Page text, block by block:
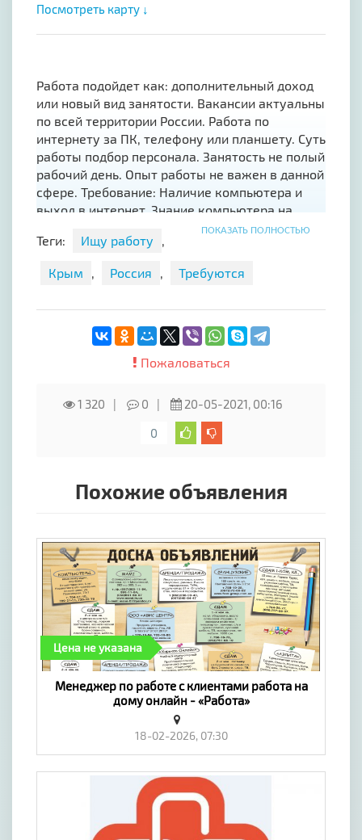
Посмотреть карту ↓
Работа подойдет как: дополнительный доход
или новый вид занятости. Вакансии актуальны
по всей территории России. Работа по
интернету за ПК, телефону или планшету. Суть
работы подбор персонала. Занятость не полый
рабочий день. Опыт работы не важен в данной
сфере. Требование: Наличие компьютера и
выход в интернет. Знание компьютера на
уровне среднего пользователя. Умение
пользоваться почтой. Обучение провожу
ПОКАЗАТЬ ПОЛНОСТЬЮ
Теги: Ищу работу ,
Крым , Россия , Требуются
Пожаловаться
1 320 0
20-05-2021, 00:16
0
Похожие объявления
Цена не указана
Менеджер по работе с клиентами работа на
дому онлайн - «Работа»
18-02-2026, 07:30